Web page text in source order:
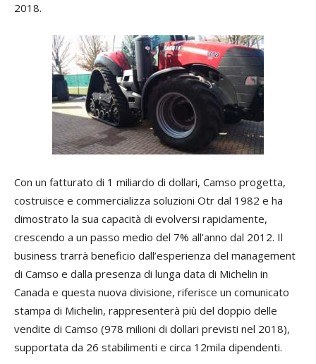
2018.
Con un fatturato di 1 miliardo di dollari, Camso progetta,
costruisce e commercializza soluzioni Otr dal 1982 e ha
dimostrato la sua capacità di evolversi rapidamente,
crescendo a un passo medio del 7% all’anno dal 2012. Il
business trarrà beneficio dall’esperienza del management
di Camso e dalla presenza di lunga data di Michelin in
Canada e questa nuova divisione, riferisce un comunicato
stampa di Michelin, rappresenterà più del doppio delle
vendite di Camso (978 milioni di dollari previsti nel 2018),
supportata da 26 stabilimenti e circa 12mila dipendenti.